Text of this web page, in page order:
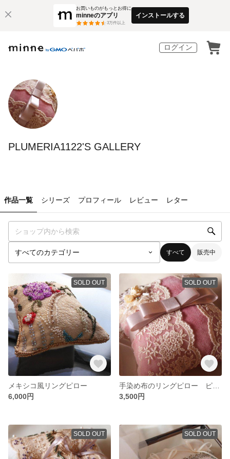
お買いものがもっとお得に
minneのアプリ
3万件以上
インストールする
ログイン
PLUMERIA1122'S GALLERY
作品一覧 シリーズ プロフィール レビュー レター
すべて 販売中
SOLD OUT
メキシコ風リングピロー
6,000円
SOLD OUT
3,500円
SOLD OUT SOLD OUT